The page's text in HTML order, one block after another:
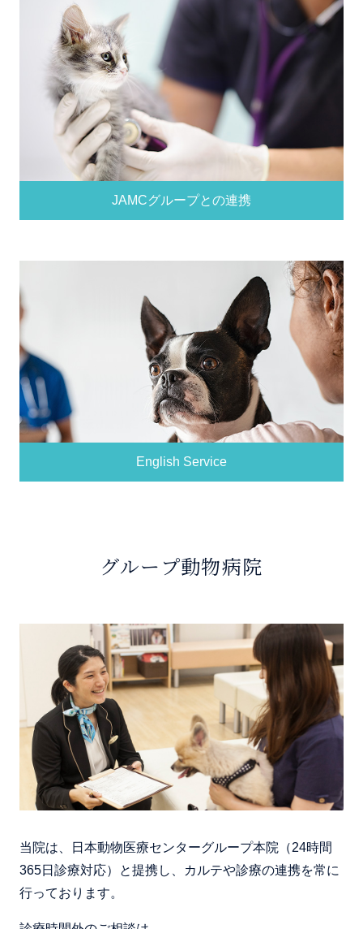
JAMCグループとの連携
English Service
グループ動物病院
当院は、日本動物医療センターグループ本院（24時間
365日診療対応）と提携し、カルテや診療の連携を常に
行っております。